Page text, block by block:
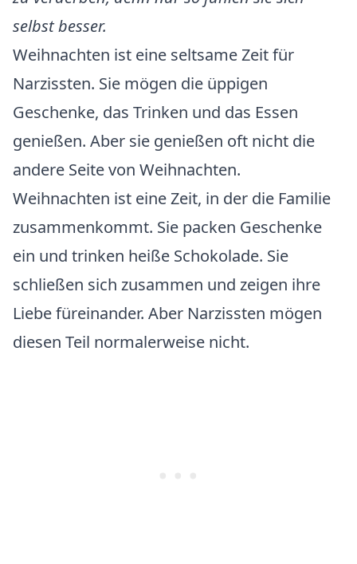
selbst besser.
Weihnachten ist eine seltsame Zeit für
Narzissten. Sie mögen die üppigen
Geschenke, das Trinken und das Essen
genießen. Aber sie genießen oft nicht die
andere Seite von Weihnachten.
Weihnachten ist eine Zeit, in der die Familie
zusammenkommt. Sie packen Geschenke
ein und trinken heiße Schokolade. Sie
schließen sich zusammen und zeigen ihre
Liebe füreinander. Aber Narzissten mögen
diesen Teil normalerweise nicht.